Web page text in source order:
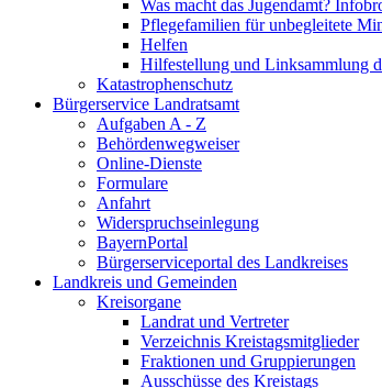
Was macht das Jugendamt?
Pflegefamilien für unbegleitete
Helfen
Hilfestellung und Linksammlung
Katastrophenschutz
Bürgerservice Landratsamt
Aufgaben A - Z
Behördenwegweiser
Online-Dienste
Formulare
Anfahrt
Widerspruchseinlegung
BayernPortal
Bürgerserviceportal des Landkreises
Landkreis und Gemeinden
Kreisorgane
Landrat und Vertreter
Verzeichnis Kreistagsmitglieder
Fraktionen und Gruppierungen
Ausschüsse des Kreistags